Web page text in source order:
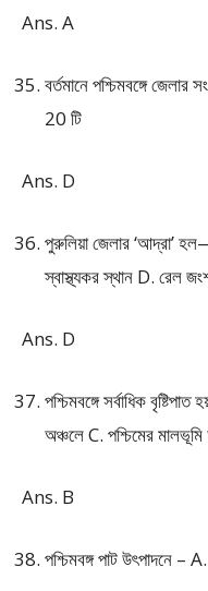
Ans. A
বর্তমানে পশ্চিমবঙ্গে
20 টি
Ans. D
পুরুলিয়া জেলার ‘আদ্রা’
স্বাস্থ্যকর স্থান D. রেল
Ans. D
পশ্চিমবঙ্গে সর্বাধিক
অঞ্চলে C. পশ্চিমের
Ans. B
পশ্চিমবঙ্গ পাট উৎপাদনে –